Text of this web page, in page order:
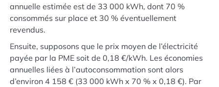
annuelle estimée est de 33 000 kWh, dont 70 %
consommés sur place et 30 % éventuellement
revendus.
Ensuite, supposons que le prix moyen de l’électricité
payée par la PME soit de 0,18 €/kWh. Les économies
annuelles liées à l’autoconsommation sont alors
d’environ 4 158 € (33 000 kWh x 70 % x 0,18 €). Par